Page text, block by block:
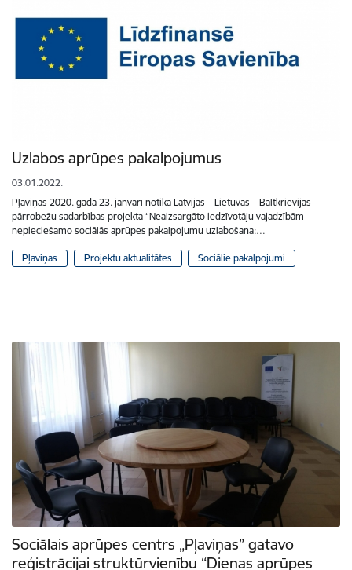
Uzlabos aprūpes pakalpojumus
03.01.2022.
Pļaviņās 2020. gada 23. janvārī notika Latvijas – Lietuvas – Baltkrievijas
pārrobežu sadarbības projekta “Neaizsargāto iedzīvotāju vajadzībām
nepieciešamo sociālās aprūpes pakalpojumu uzlabošana:…
Pļaviņas Projektu aktualitātes Sociālie pakalpojumi
Sociālais aprūpes centrs „Pļaviņas” gatavo
reģistrācijai struktūrvienību “Dienas aprūpes